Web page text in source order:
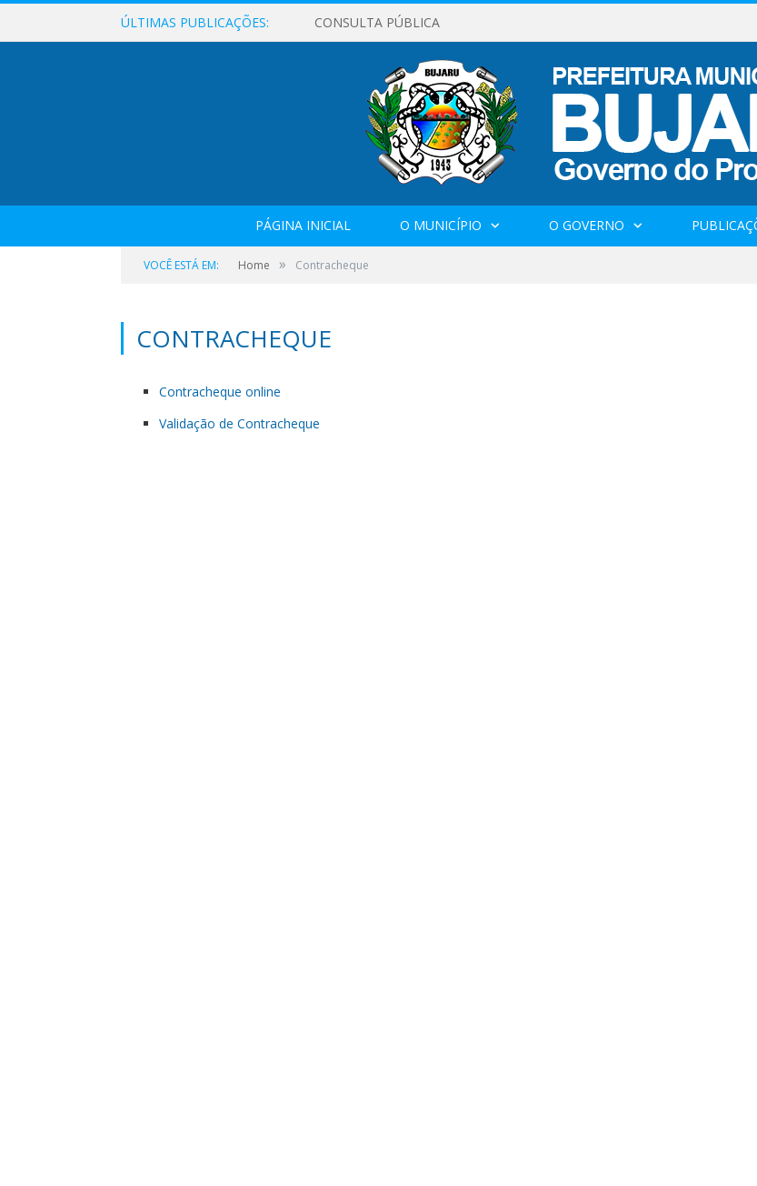
ÚLTIMAS PUBLICAÇÕES: CONSULTA PÚBLICA
PÁGINA INICIAL O MUNICÍPIO O GOVERNO
VOCÊ ESTÁ EM: Home » Contracheque
CONTRACHEQUE
Contracheque online
Validação de Contracheque